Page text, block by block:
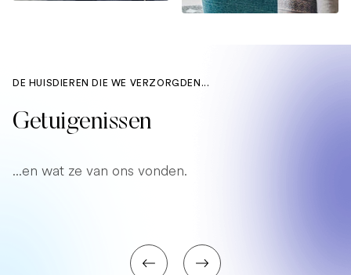
DE HUISDIEREN DIE WE VERZORGDEN...
Getuigenissen
...en wat ze van ons vonden.